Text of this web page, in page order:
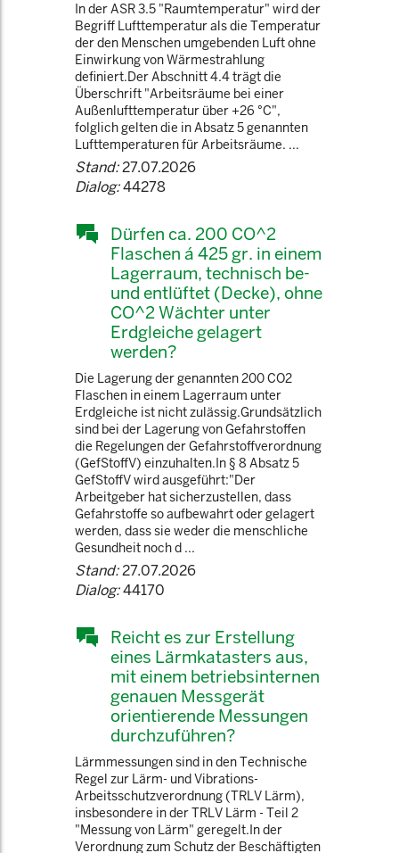
In der ASR 3.5 "Raumtemperatur" wird der
Begriff Lufttemperatur als die Temperatur
der den Menschen umgebenden Luft ohne
Einwirkung von Wärmestrahlung
definiert.Der Abschnitt 4.4 trägt die
Überschrift "Arbeitsräume bei einer
Außenlufttemperatur über +26 °C",
folglich gelten die in Absatz 5 genannten
Lufttemperaturen für Arbeitsräume. ...
Stand:27.07.2026
Dialog:44278
Dürfen ca. 200 CO^2
Flaschen á 425 gr. in einem
Lagerraum, technisch be-
und entlüftet (Decke), ohne
CO^2 Wächter unter
Erdgleiche gelagert
werden?
Die Lagerung der genannten 200 CO2
Flaschen in einem Lagerraum unter
Erdgleiche ist nicht zulässig.Grundsätzlich
sind bei der Lagerung von Gefahrstoffen
die Regelungen der Gefahrstoffverordnung
(GefStoffV) einzuhalten.In § 8 Absatz 5
GefStoffV wird ausgeführt:"Der
Arbeitgeber hat sicherzustellen, dass
Gefahrstoffe so aufbewahrt oder gelagert
werden, dass sie weder die menschliche
Gesundheit noch d ...
Stand:27.07.2026
Dialog:44170
Reicht es zur Erstellung
eines Lärmkatasters aus,
mit einem betriebsinternen
genauen Messgerät
orientierende Messungen
durchzuführen?
Lärmmessungen sind in den Technische
Regel zur Lärm- und Vibrations-
Arbeitsschutzverordnung (TRLV Lärm),
insbesondere in der TRLV Lärm - Teil 2
"Messung von Lärm" geregelt.In der
Verordnung zum Schutz der Beschäftigten